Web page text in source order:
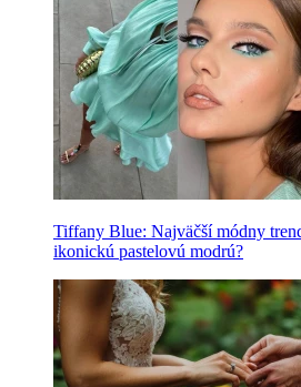
Tiffany Blue: Najväčší módny
ikonickú pastelovú modrú?